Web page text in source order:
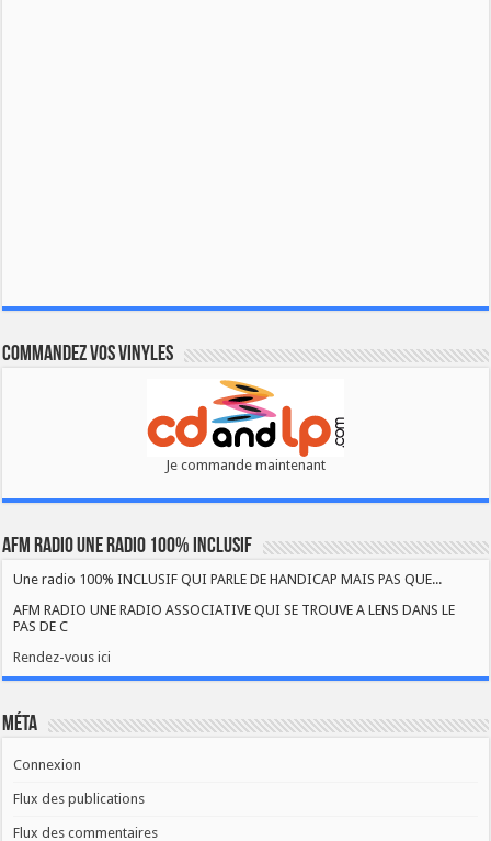
Commandez vos vinyles
Je commande maintenant
AFM RADIO UNE RADIO 100% INCLUSIF
Une radio 100% INCLUSIF QUI PARLE DE HANDICAP MAIS PAS QUE...
AFM RADIO UNE RADIO ASSOCIATIVE QUI SE TROUVE A LENS DANS LE
PAS DE C
Rendez-vous ici
Méta
Connexion
Flux des publications
Flux des commentaires